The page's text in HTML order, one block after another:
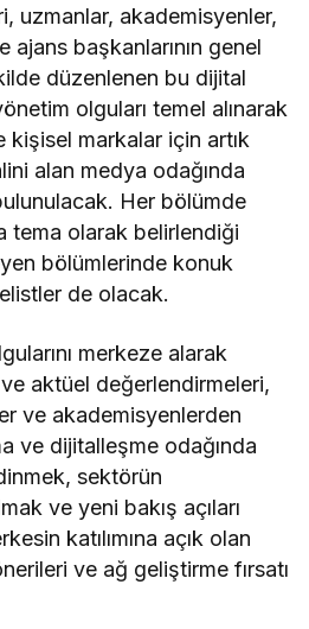
uzmanlar, akademisyenler,
başkanlarının genel
düzenlenen bu dijital
olguları temel alınarak
kişisel markalar için artık
alan medya odağında
Her bölümde
tema olarak belirlendiği
bölümlerinde konuk
de olacak.
merkeze alarak
aktüel değerlendirmeleri,
ve akademisyenlerden
ve dijitalleşme odağında
sektörün
ve yeni bakış açıları
katılımına açık olan
ve ağ geliştirme fırsatı